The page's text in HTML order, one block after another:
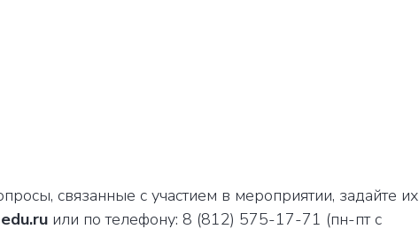
связанные с участием в мероприятии, задайте их
или по телефону: 8 (812) 575-17-71 (пн-пт с